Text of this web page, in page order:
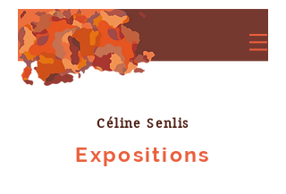
Céline Senlis
Expositions